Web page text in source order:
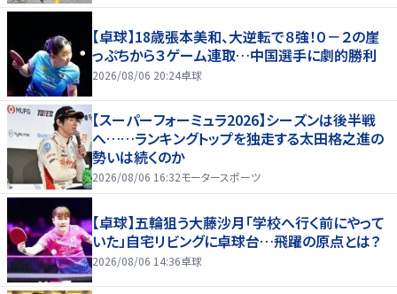
【卓球】18歳張本美和、大逆転で８強！０－２の崖
っぷちから３ゲーム連取…中国選手に劇的勝利
2026/08/06 20:24卓球
【スーパーフォーミュラ2026】シーズンは後半戦
へ……ランキングトップを独走する太田格之進の
勢いは続くのか
2026/08/06 16:32モータースポーツ
【卓球】五輪狙う大藤沙月「学校へ行く前にやって
いた」自宅リビングに卓球台…飛躍の原点とは？
2026/08/06 14:36卓球